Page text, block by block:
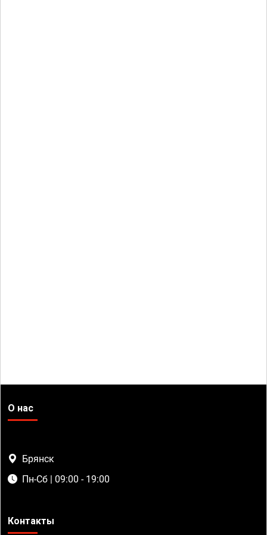
О нас
Брянск
Пн-Сб | 09:00 - 19:00
Контакты